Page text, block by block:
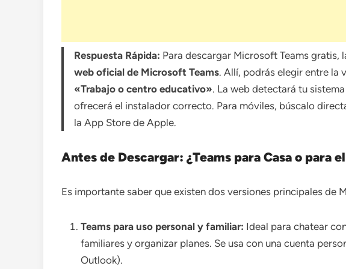
Respuesta Rápida: Para descargar Microsoft Teams gratis,
web oficial de Microsoft Teams. Allí, podrás elegir entre la
«Trabajo o centro educativo». La web detectará tu
ofrecerá el instalador correcto. Para móviles, búscalo
la App Store de Apple.
Antes de Descargar: ¿Teams para Casa o para
Es importante saber que existen dos versiones principales de
Teams para uso personal y familiar: Ideal para chatear
familiares y organizar planes. Se usa con una cuenta
Outlook).